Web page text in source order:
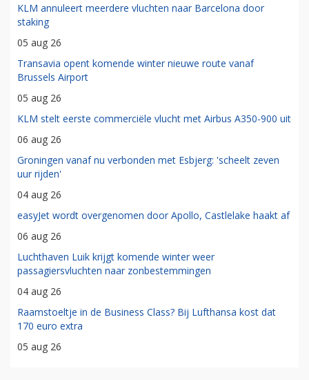
KLM annuleert meerdere vluchten naar Barcelona door
staking
05 aug 26
Transavia opent komende winter nieuwe route vanaf
Brussels Airport
05 aug 26
KLM stelt eerste commerciële vlucht met Airbus A350-900 uit
06 aug 26
Groningen vanaf nu verbonden met Esbjerg: 'scheelt zeven
uur rijden'
04 aug 26
easyJet wordt overgenomen door Apollo, Castlelake haakt af
06 aug 26
Luchthaven Luik krijgt komende winter weer
passagiersvluchten naar zonbestemmingen
04 aug 26
Raamstoeltje in de Business Class? Bij Lufthansa kost dat
170 euro extra
05 aug 26